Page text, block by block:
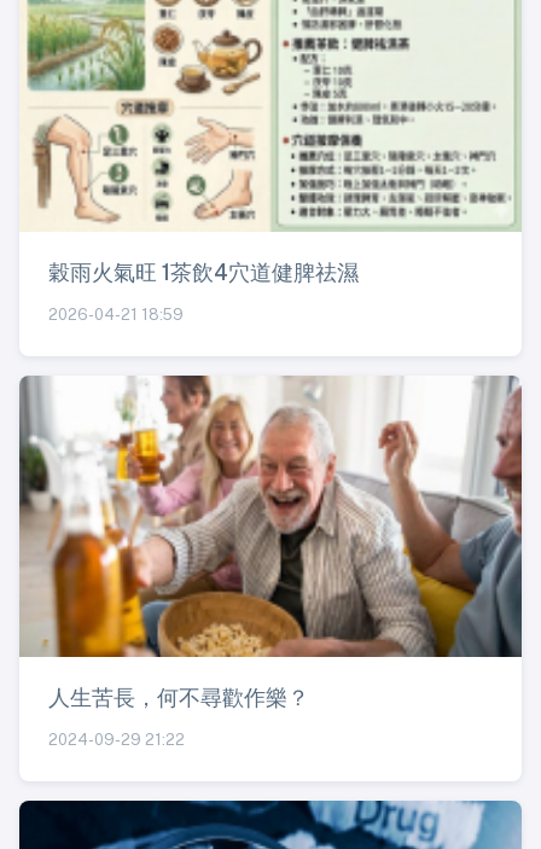
穀雨火氣旺 1茶飲4穴道健脾祛濕
2026-04-21 18:59
人生苦長，何不尋歡作樂？
2024-09-29 21:22